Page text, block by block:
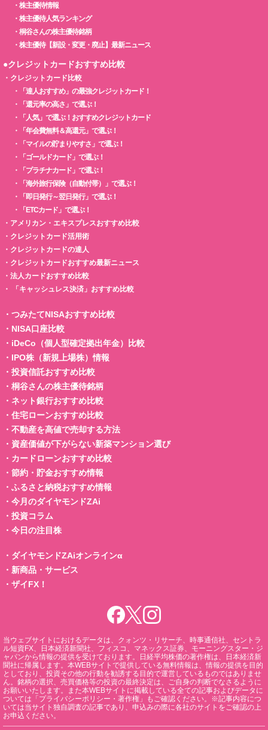
・ 株主優待情報
・ 株主優待人気ランキング
・ 桐谷さんの株主優待銘柄
・ 株主優待【新設・変更・廃止】最新ニュース
●クレジットカードおすすめ比較
・ クレジットカード比較
・
「達人おすすめ」の最強クレジットカード！
・
「還元率の高さ」で選ぶ！
・
「人気」で選ぶ！おすすめクレジットカード
・
「年会費無料＆高還元」で選ぶ！
・
「マイルの貯まりやすさ」で選ぶ！
・
「ゴールドカード」で選ぶ！
・
「プラチナカード」で選ぶ！
・
「海外旅行保険（自動付帯）」で選ぶ！
・
「即日発行～翌日発行」で選ぶ！
・
「ETCカード」で選ぶ！
・ アメリカン・エキスプレスおすすめ比較
・ クレジットカード活用術
・ クレジットカードの達人
・ クレジットカードおすすめ最新ニュース
・ 法人カードおすすめ比較
・
「キャッシュレス決済」おすすめ比較
・ つみたてNISAおすすめ比較
・ NISA口座比較
・ iDeCo（個人型確定拠出年金）比較
・ IPO株（新規上場株）情報
・ 投資信託おすすめ比較
・ 桐谷さんの株主優待銘柄
・ ネット銀行おすすめ比較
・ 住宅ローンおすすめ比較
・ 不動産を高値で売却する方法
・ 資産価値が下がらない新築マンション選び
・ カードローンおすすめ比較
・ 節約・貯金おすすめ情報
・ ふるさと納税おすすめ情報
・ 今月のダイヤモンドZAi
・ 投資コラム
・ 今日の注目株
・ ダイヤモンドZAiオンラインα
・ 新商品・サービス
・ ザイFX！
当ウェブサイトにおけるデータは、クォンツ・リサーチ、時事通信社、セントラ
ル短資FX、日本経済新聞社、フィスコ、マネックス証券、モーニングスター・ジ
ャパンから情報の提供を受けております。日経平均株価の著作権は、日本経済新
聞社に帰属します。本WEBサイトで提供している無料情報は、情報の提供を目的
としており、投資その他の行動を勧誘する目的で運営しているものではありませ
ん。銘柄の選択、売買価格等の投資の最終決定は、ご自身の判断でなさるように
お願いいたします。また本WEBサイトに掲載している全ての記事およびデータに
ついては「プライバシーポリシー・著作権」もご確認ください。※記事内容につ
いては当サイト独自調査の記事であり、申込みの際に各社のサイトをご確認の上
お申込ください。